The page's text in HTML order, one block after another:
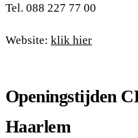
Tel. 088 227 77 00
Website: klik hier
Openingstijden
Haarlem